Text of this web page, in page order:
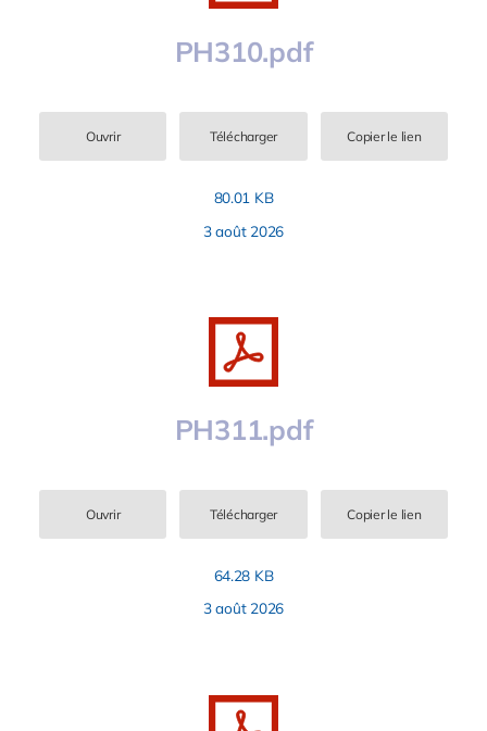
PH310.pdf
Ouvrir Télécharger Copier le lien
80.01 KB
3 août 2026
PH311.pdf
Ouvrir Télécharger Copier le lien
64.28 KB
3 août 2026